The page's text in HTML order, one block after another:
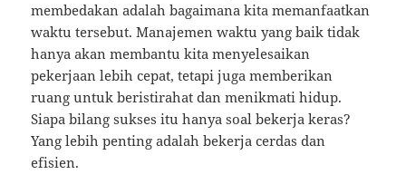
membedakan adalah bagaimana kita memanfaatkan
waktu tersebut. Manajemen waktu yang baik tidak
hanya akan membantu kita menyelesaikan
pekerjaan lebih cepat, tetapi juga memberikan
ruang untuk beristirahat dan menikmati hidup.
Siapa bilang sukses itu hanya soal bekerja keras?
Yang lebih penting adalah bekerja cerdas dan
efisien.